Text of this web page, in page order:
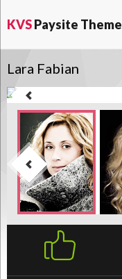
KVSPaysite Theme
Lara Fabian